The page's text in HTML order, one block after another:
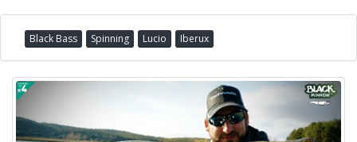
Black Bass Spinning Lucio Iberux